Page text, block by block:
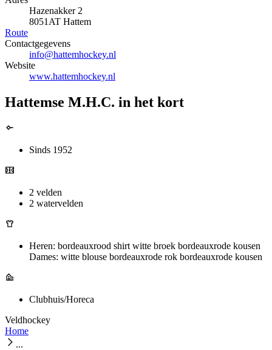
Hazenakker 2
8051AT Hattem
Route
Contactgegevens
info@hattemhockey.nl
Website
www.hattemhockey.nl
Hattemse M.H.C. in het kort
Sinds 1952
2 velden
2 watervelden
Heren: bordeauxrood shirt witte broek bordeauxrode kousen
Dames: witte blouse bordeauxrode rok bordeauxrode kousen
Clubhuis/Horeca
Veldhockey
Home
...